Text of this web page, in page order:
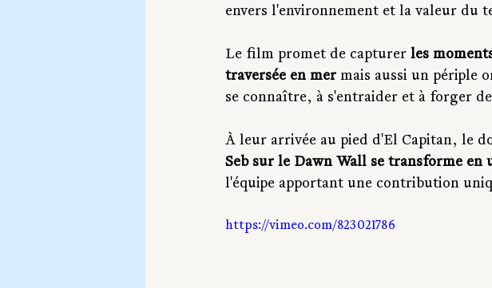
envers l'environnement et la valeur du
Le film promet de capturer les
traversée en mer mais aussi un périple
se connaître, à s'entraider et à forger
À leur arrivée au pied d'El Capitan, le
Seb sur le Dawn Wall se transforme
l'équipe apportant une contribution
https://vimeo.com/823021786